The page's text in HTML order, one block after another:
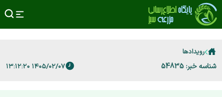
رویدادها
شناسه خبر: 54835 ۱۴۰۵/۰۲/۰۷ ۱۳:۱۲:۲۰